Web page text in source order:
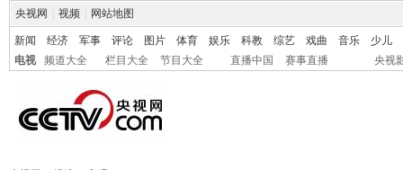
央视网 视频 网站地图
新闻 经济 军事 评论 图片 体育 娱乐 科教 综艺 戏曲 音乐
少儿
电视
频道大全 栏目大全 节目大全 直播中国 赛事直播 央视